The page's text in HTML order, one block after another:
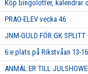
Köp bingolotter, kalendrar
PRAO-ELEV vecka 46
JNM-GULD FÖR GK SPLITT
6:e plats på Rikstvåan 13-
ANMÄL ER TILL